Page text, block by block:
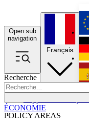
Open sub
navigation
Recherche
POLICY AREAS
Français
ÉCONOMIE